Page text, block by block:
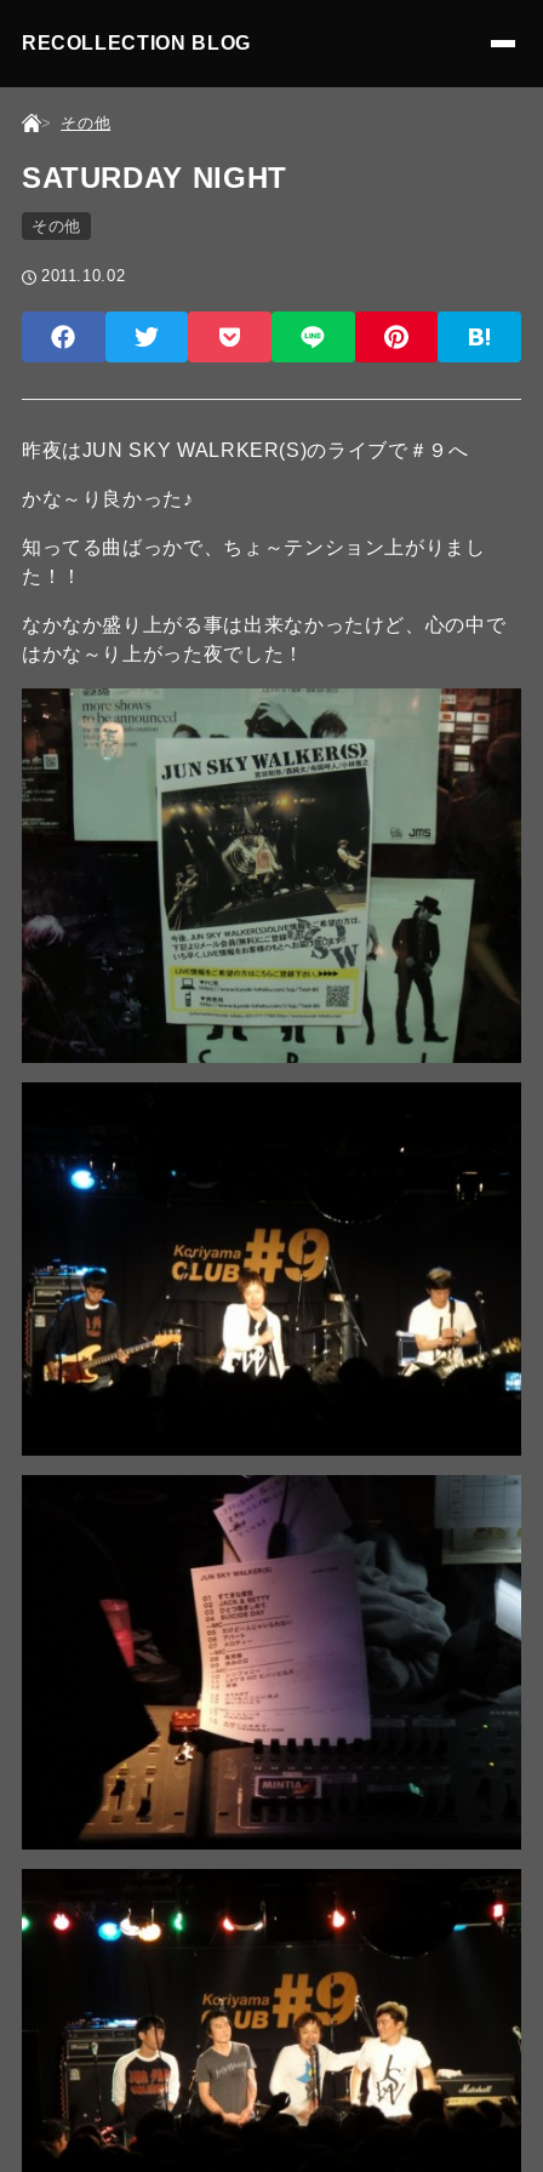
RECOLLECTION BLOG
その他
SATURDAY NIGHT
その他
2011.10.02
昨夜はJUN SKY WALRKER(S)のライブで＃９へ
かな～り良かった♪
知ってる曲ばっかで、ちょ～テンション上がりまし
た！！
なかなか盛り上がる事は出来なかったけど、心の中で
はかな～り上がった夜でした！